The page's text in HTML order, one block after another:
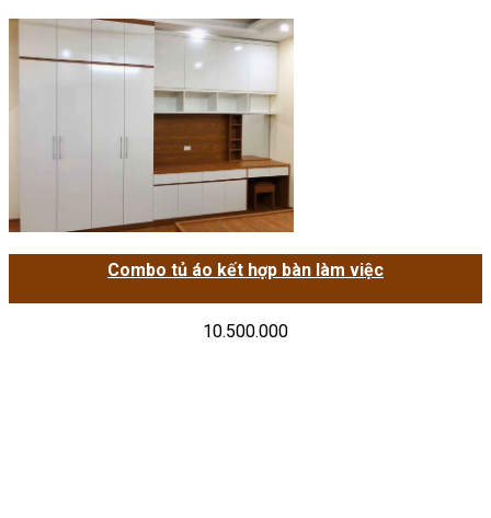
Combo tủ áo kết hợp bàn làm việc
10.500.000